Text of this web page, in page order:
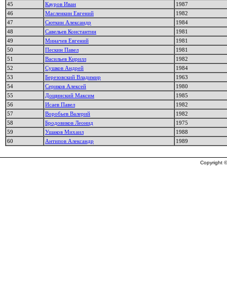
45
Кауров Иван
1987
46
Масленкин Евгений
1982
47
Сюткин Александр
1984
48
Савельев Константин
1981
49
Миначев Евгений
1981
50
Пескин Павел
1981
51
Васильев Кирилл
1982
52
Сушков Андрей
1984
53
Березовский Владимир
1963
54
Сериков Алексей
1980
55
Дощинский Максим
1985
56
Исаев Павел
1982
57
Воробьев Валерий
1982
58
Бродовиков Леонид
1975
59
Ушаков Михаил
1988
60
Антипов Александр 1989
Copyright